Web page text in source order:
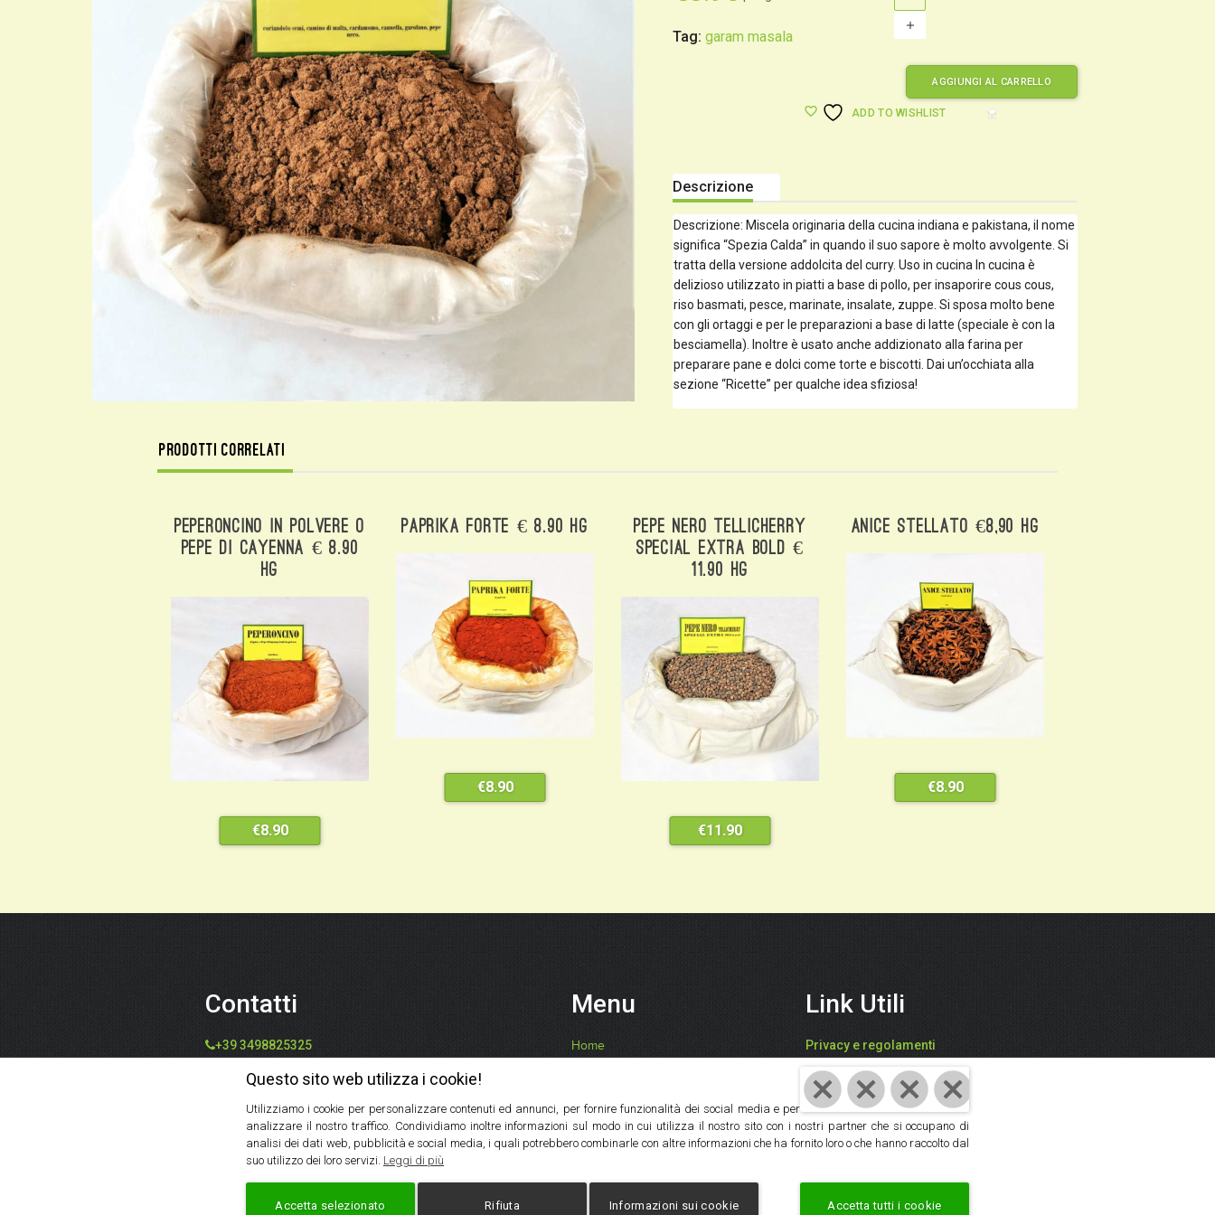
Tag:garam masala
shopping_cart
ADD TO WISHLIST
Descrizione
Descrizione: Miscela originaria della cucina indiana e pakistana, il nome
significa “Spezia Calda” in quando il suo sapore è molto avvolgente. Si
tratta della versione addolcita del curry. Uso in cucina In cucina è
delizioso utilizzato in piatti a base di pollo, per insaporire cous cous,
riso basmati, pesce, marinate, insalate, zuppe. Si sposa molto bene
con gli ortaggi e per le preparazioni a base di latte (speciale è con la
besciamella). Inoltre è usato anche addizionato alla farina per
preparare pane e dolci come torte e biscotti. Dai un’occhiata alla
sezione “Ricette” per qualche idea sfiziosa!
Prodotti correlati
Peperoncino In Polvere O
Pepe Di Cayenna € 8.90
Hg
€8.90
Paprika Forte € 8.90 Hg
€8.90
Pepe Nero Tellicherry
Special Extra Bold €
11.90 Hg
€11.90
Anice Stellato €8,90 Hg
€8.90
Contatti
+39 3498825325
catiafari@yahoo.it
Via Tommaso Galleppini, 31,
47121 Forlì FC, Italia
Menu
Home
I Nostri Prodotti
Contatti
Link Utili
Privacy e regolamenti
FARI CATIA - "SPEZIEDALMONDO"
P.IVA: 03942850409
Cod. Fisc: FRACTA61D59D704V
Questo sito web utilizza i cookie!
Utilizziamo i cookie per personalizzare contenuti ed annunci, per fornire funzionalità dei social media e per
analizzare il nostro traffico. Condividiamo inoltre informazioni sul modo in cui utilizza il nostro sito con i nostri partner che si occupano di
analisi dei dati web, pubblicità e social media, i quali potrebbero combinarle con altre informazioni che ha fornito loro o che hanno raccolto dal
suo utilizzo dei loro servizi. Leggi di più
Accetta selezionato Rifiuta Informazioni sui cookie Accetta tutti i cookie